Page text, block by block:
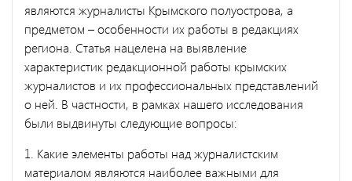
являются журналисты Крымского полуострова, а
предметом – особенности их работы в редакциях
региона. Статья нацелена на выявление
характеристик редакционной работы крымских
журналистов и их профессиональных представлений
о ней. В частности, в рамках нашего исследования
были выдвинуты следующие вопросы:
1. Какие элементы работы над журналистским
материалом являются наиболее важными для